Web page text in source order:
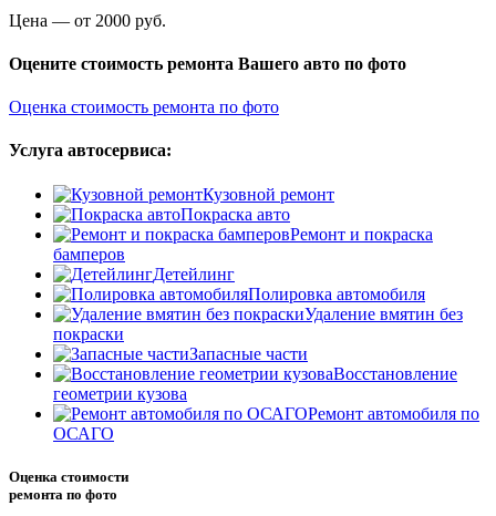
Цена — от 2000 руб.
Оцените стоимость ремонта Вашего авто по фото
Оценка стоимость ремонта по фото
Услуга автосервиса:
Кузовной ремонт
Покраска авто
Ремонт и покраска
бамперов
Детейлинг
Полировка автомобиля
Удаление вмятин без
покраски
Запасные части
Восстановление
геометрии кузова
Ремонт автомобиля по
ОСАГО
Оценка стоимости
ремонта по фото